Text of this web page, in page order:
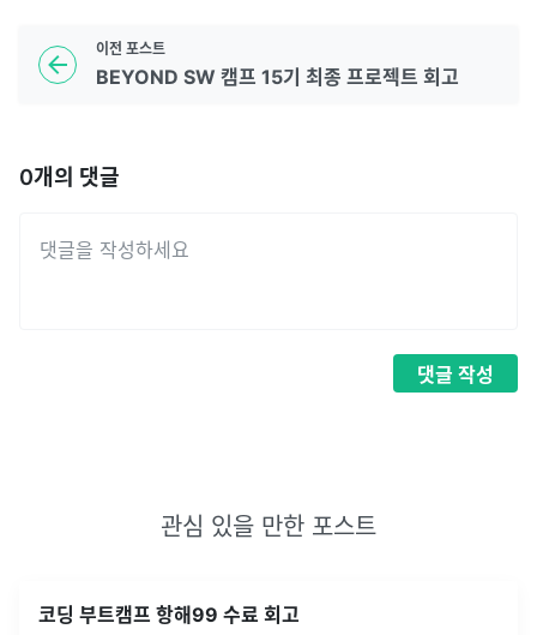
이전 포스트
BEYOND SW 캠프 15기 최종 프로젝트 회고
0개의 댓글
댓글 작성
관심 있을 만한 포스트
코딩 부트캠프 항해99 수료 회고